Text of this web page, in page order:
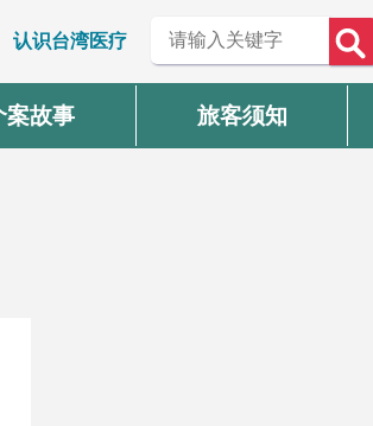
认识台湾医疗
案故事 旅客须知